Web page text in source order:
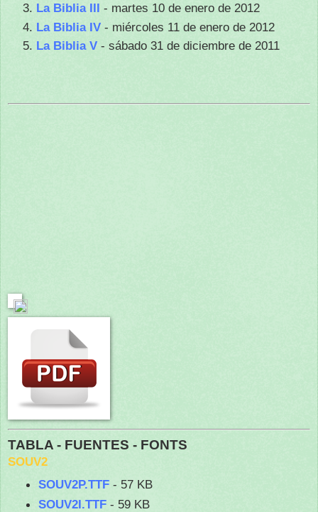
La Biblia III - martes 10 de enero de 2012
La Biblia IV - miércoles 11 de enero de 2012
La Biblia V - sábado 31 de diciembre de 2011
TABLA - FUENTES - FONTS
SOUV2
SOUV2P.TTF - 57 KB
SOUV2I.TTF - 59 KB